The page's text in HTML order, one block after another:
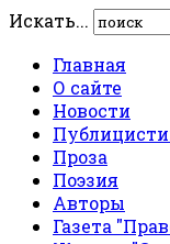
Искать...
Главная
О сайте
Новости
Проза
Поэзия
Авторы
Газета